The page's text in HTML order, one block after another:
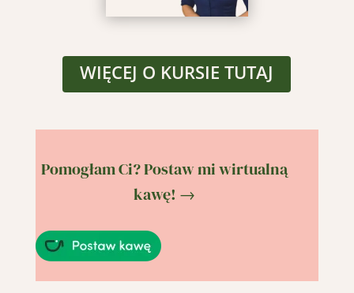
WIĘCEJ O KURSIE TUTAJ
Pomogłam Ci? Postaw mi wirtualną
kawę! →